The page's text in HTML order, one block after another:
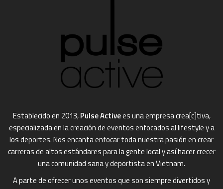
Establecido en 2013, Pulse Activees una empresa crea[c]tiva,
especializada en la creación de eventos enfocados al lifestyle y a
los deportes. Nos encanta enfocar toda nuestra pasión en crear
carreras de altos estándares para la gente local y así hacer crecer
una comunidad sana y deportista en Vietnam.
A parte de ofrecer unos eventos que son siempre divertidos y